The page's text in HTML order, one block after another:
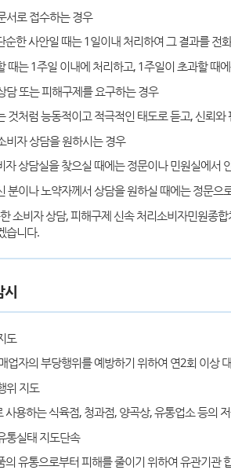
서로 접수하는 경우
순한 사안일 때는 1일이내 처리하여 그 결과를 전
때는 1주일 이내에 처리하고, 1주일이 초과할 때
담 또는 피해구제를 요구하는 경우
것처럼 능동적이고 적극적인 태도로 듣고, 신뢰
비자 상담을 원하시는 경우
자 상담실을 찾으실 때에는 정문이나 민원실에서
분이나 노약자께서 상담을 원하실 때에는 정문
한 소비자 상담, 피해구제 신속 처리소비자민원종
습니다.
시
도
업자의 부당행위를 예방하기 위하여 연2회 이상
위 지도
사용하는 식육점, 청과점, 양곡상, 유통업소 등의
통실태 지도단속
의 유통으로부터 피해를 줄이기 위하여 유관기관